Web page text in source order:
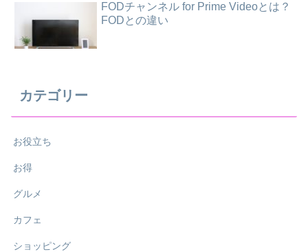
FODチャンネル for Prime Videoとは？
FODとの違い
カテゴリー
お役立ち
お得
グルメ
カフェ
ショッピング